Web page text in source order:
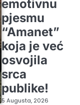
emotivnu
pjesmu
“Amanet”
koja je već
osvojila
srca
publike!
5 Augusta, 2026